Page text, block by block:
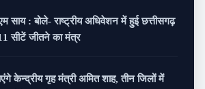
साय : बोले- राष्ट्रीय अधिवेशन में हुई छत्तीसगढ़
सीटें जीतने का मंत्र
केन्द्रीय गृह मंत्री अमित शाह, तीन जिलों में